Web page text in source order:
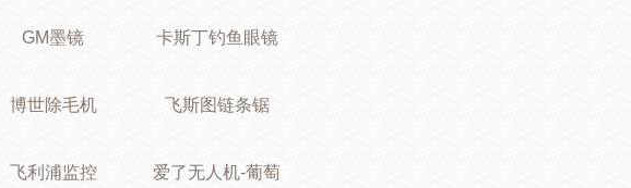
GM墨镜 卡斯丁钓鱼眼镜
博世除毛机 飞斯图链条锯
飞利浦监控
爱了无人机-葡萄